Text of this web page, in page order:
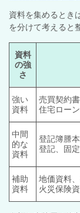
資料を集めるとき
を分けて考えると
資料
の強
さ
強い
資料
売買契約
住宅ロー
中間
的な
資料
登記簿謄
登記、固
補助
資料
地価資料
火災保険